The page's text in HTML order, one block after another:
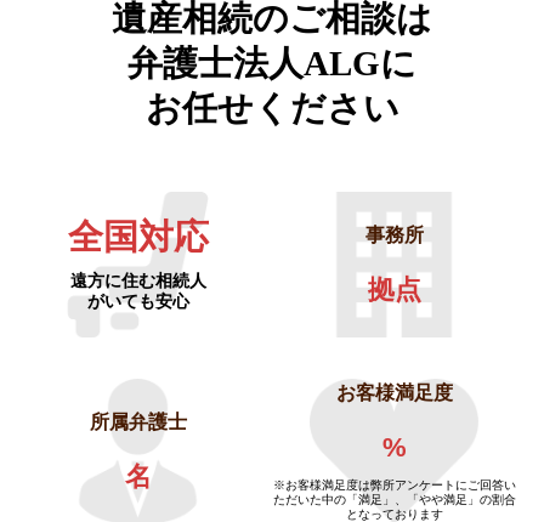
遺産相続のご相談は
弁護士法人ALGに
お任せください
全国対応
遠方に住む相続人
がいても安心
事務所
拠点
所属弁護士
名
お客様満足度
%
※お客様満足度は弊所アンケートにご回答い
ただいた中の「満足」、「やや満足」の割合
となっております